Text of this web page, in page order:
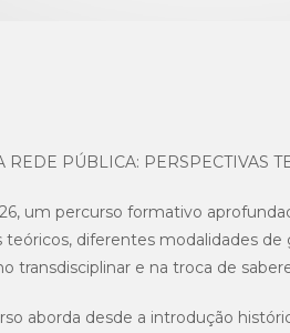
PÚBLICA: PERSPECTIVAS
um percurso formativo
teóricos, diferentes modalidades
transdisciplinar e na troca de
aborda desde a introdução